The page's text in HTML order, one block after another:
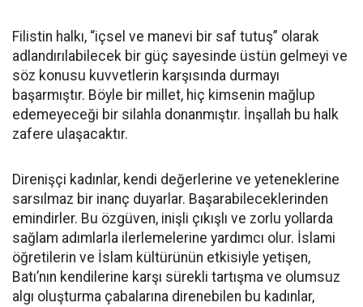
Filistin halkı, “içsel ve manevi bir saf tutuş” olarak
adlandırılabilecek bir güç sayesinde üstün gelmeyi ve
söz konusu kuvvetlerin karşısında durmayı
başarmıştır. Böyle bir millet, hiç kimsenin mağlup
edemeyeceği bir silahla donanmıştır. İnşallah bu halk
zafere ulaşacaktır.
Direnişçi kadınlar, kendi değerlerine ve yeteneklerine
sarsılmaz bir inanç duyarlar. Başarabileceklerinden
emindirler. Bu özgüven, inişli çıkışlı ve zorlu yollarda
sağlam adımlarla ilerlemelerine yardımcı olur. İslami
öğretilerin ve İslam kültürünün etkisiyle yetişen,
Batı’nın kendilerine karşı sürekli tartışma ve olumsuz
algı oluşturma çabalarına direnebilen bu kadınlar,